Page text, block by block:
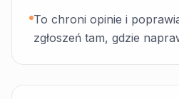
To chroni opinie i
zgłoszeń tam, gdzie